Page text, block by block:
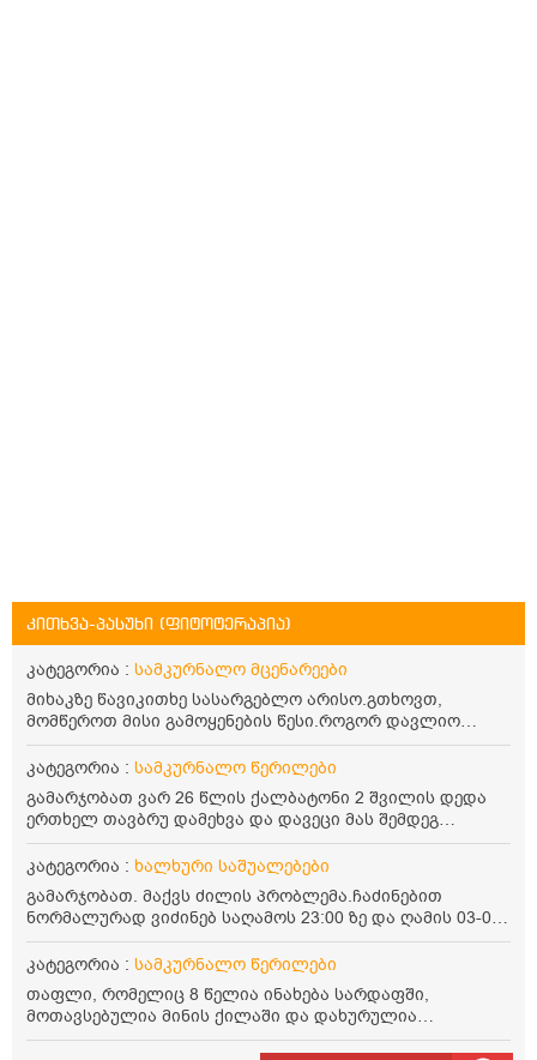
კითხვა-პასუხი (ფიტოტერაპია)
კატეგორია : სამკურნალო მცენარეები
მიხაკზე წავიკითხე სასარგებლო არისო.გთხოვთ,
მომწეროთ მისი გამოყენების წესი.როგორ დავლიო
მიხაკის ჩაი. ასევე მაინტერესებს ლეიკოციტები მაქვს
ოდნავ დაბალი და წავიკითხე ლეიკოციტების დონეს
კატეგორია : სამკურნალო წერილები
გამარჯობათ ვარ 26 წლის ქალბატონი 2 შვილის დედა
ერთხელ თავბრუ დამეხვა და დავეცი მას შემდეგ
დამეწყო შიშები ვეღარ გავდიოდი გარეთ რადგან ისევ
ასე ცუდად არ გავხდარიყავი ყურის ანთება მქონდა
მაშინ როგორც გაირკვა მას შემსეგ გავიდა 1 წელზე
მეტინდა კიდე მეხვევა თავბრუ გარეთ გასვილისას
სახლში კარგად ვარ როცა ახსენებენ გარეთ წაავალა
სმაგაზეხ კი ცუდად ვხდებოდი ეხლა როგორმე გავდივარ
ბაღში ჯოხში ზოგჯერ მაქვს შეგრძნება მიწა მეცლება
ფეხებიდან და ჯოხზე უნდა დავეყრდნო აუცილებლად
არვიხი როგორ მოვიქცე რა გავაკეთო ასევე დამეწყო
შიშები უაზროდ შფოთვა რომ ვეღარ გავალ გაერთ
კატეგორია : ხალხური საშუალებები
გამარჯობათ. მაქვს ძილის პრობლემა.ჩაძინებით
ნორმალურად ვიძინებ საღამოს 23:00 ზე და ღამის 03-00
ან 04:00 საათზე მეღვიძება და მერე ვერ ვიძინებ
ვერაფრით.რამე ხალხური საშუალება თუ არის ამ
კატეგორია : სამკურნალო წერილები
თაფლი, რომელიც 8 წელია ინახება სარდაფში,
მოთავსებულია მინის ქილაში და დახურულია
პლასტმასის სახურავით. ექნება თუ არა შენარჩუნებული